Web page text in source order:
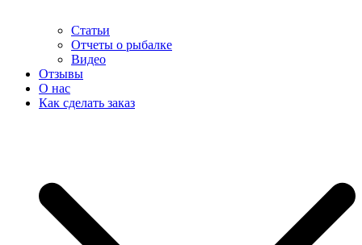
Статьи
Отчеты о рыбалке
Видео
Отзывы
О нас
Как сделать заказ